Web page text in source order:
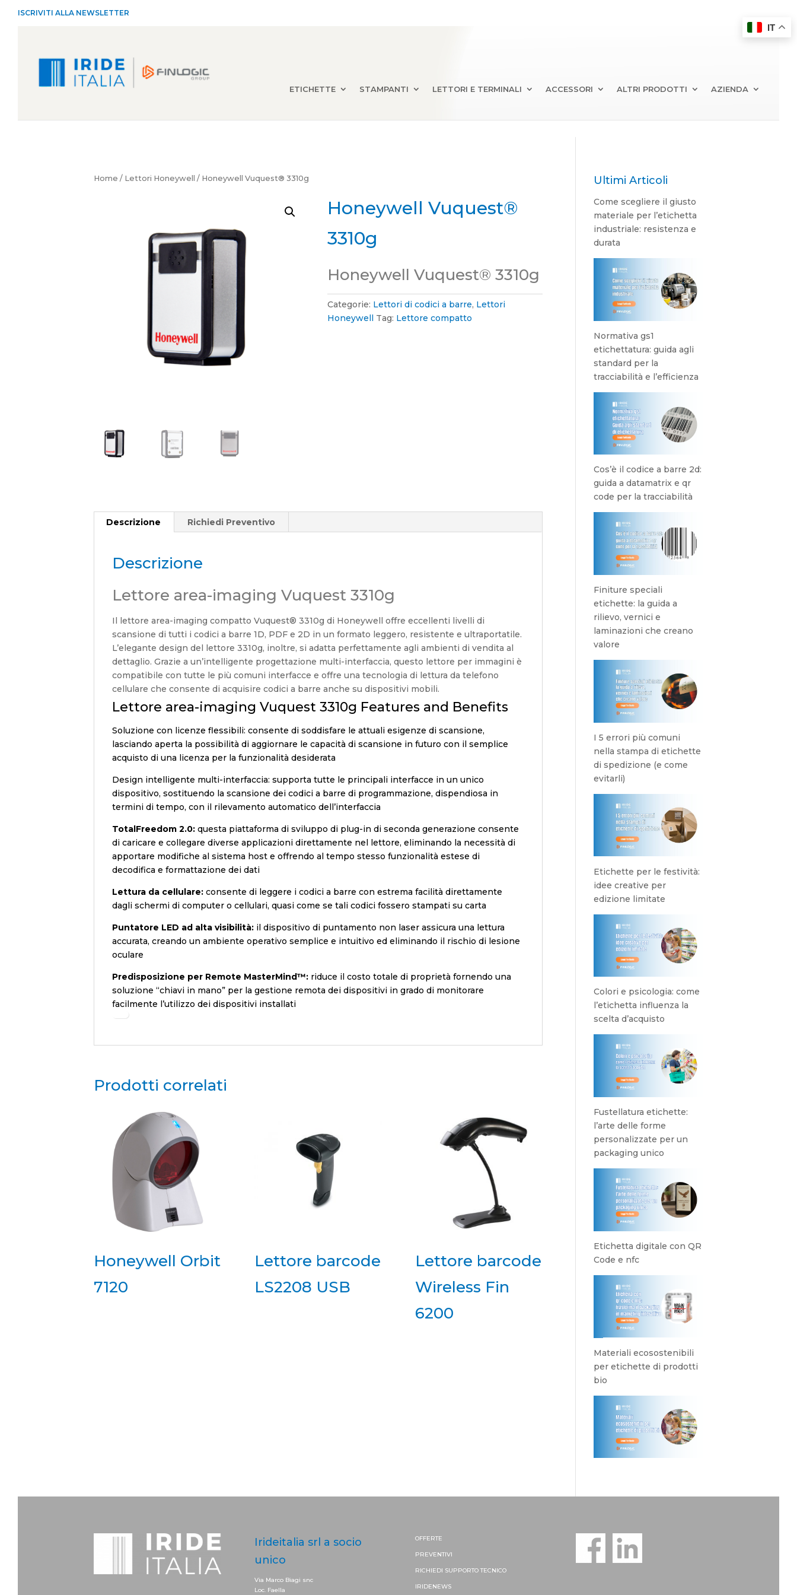
ISCRIVITI ALLA NEWSLETTER
ETICHETTE STAMPANTI LETTORI E TERMINALI ACCESSORI ALTRI PRODOTTI AZIENDA
Home / Lettori Honeywell / Honeywell Vuquest® 3310g
Honeywell Vuquest®
3310g
Honeywell Vuquest® 3310g
Categorie: Lettori di codici a barre, Lettori
Honeywell Tag: Lettore compatto
Descrizione Richiedi Preventivo
Descrizione
Lettore area-imaging Vuquest 3310g
Il lettore area-imaging compatto Vuquest® 3310g di Honeywell offre eccellenti livelli di
scansione di tutti i codici a barre 1D, PDF e 2D in un formato leggero, resistente e ultraportatile.
L’elegante design del lettore 3310g, inoltre, si adatta perfettamente agli ambienti di vendita al
dettaglio. Grazie a un’intelligente progettazione multi-interfaccia, questo lettore per immagini è
compatibile con tutte le più comuni interfacce e offre una tecnologia di lettura da telefono
cellulare che consente di acquisire codici a barre anche su dispositivi mobili.
Lettore area-imaging Vuquest 3310g Features and Benefits
Soluzione con licenze flessibili: consente di soddisfare le attuali esigenze di scansione,
lasciando aperta la possibilità di aggiornare le capacità di scansione in futuro con il semplice
acquisto di una licenza per la funzionalità desiderata
Design intelligente multi-interfaccia: supporta tutte le principali interfacce in un unico
dispositivo, sostituendo la scansione dei codici a barre di programmazione, dispendiosa in
termini di tempo, con il rilevamento automatico dell’interfaccia
TotalFreedom 2.0: questa piattaforma di sviluppo di plug-in di seconda generazione consente
di caricare e collegare diverse applicazioni direttamente nel lettore, eliminando la necessità di
apportare modifiche al sistema host e offrendo al tempo stesso funzionalità estese di
decodifica e formattazione dei dati
Lettura da cellulare: consente di leggere i codici a barre con estrema facilità direttamente
dagli schermi di computer o cellulari, quasi come se tali codici fossero stampati su carta
Puntatore LED ad alta visibilità: il dispositivo di puntamento non laser assicura una lettura
accurata, creando un ambiente operativo semplice e intuitivo ed eliminando il rischio di lesione
oculare
Predisposizione per Remote MasterMind™: riduce il costo totale di proprietà fornendo una
soluzione “chiavi in mano” per la gestione remota dei dispositivi in grado di monitorare
facilmente l’utilizzo dei dispositivi installati
Prodotti correlati
Honeywell Orbit
7120
Lettore barcode
LS2208 USB
Lettore barcode
Wireless Fin
6200
Ultimi Articoli
Come scegliere il giusto
materiale per l’etichetta
industriale: resistenza e
durata
Normativa gs1
etichettatura: guida agli
standard per la
tracciabilità e l’efficienza
Cos’è il codice a barre 2d:
guida a datamatrix e qr
code per la tracciabilità
Finiture speciali
etichette: la guida a
rilievo, vernici e
laminazioni che creano
valore
I 5 errori più comuni
nella stampa di etichette
di spedizione (e come
evitarli)
Etichette per le festività:
idee creative per
edizione limitate
Colori e psicologia: come
l’etichetta influenza la
scelta d’acquisto
Fustellatura etichette:
l’arte delle forme
personalizzate per un
packaging unico
Etichetta digitale con QR
Code e nfc
Materiali ecosostenibili
per etichette di prodotti
bio
Irideitalia srl a socio
unico
Via Marco Biagi snc
Loc. Faella
OFFERTE
PREVENTIVI
RICHIEDI SUPPORTOTECNICO
IRIDENEWS
IT